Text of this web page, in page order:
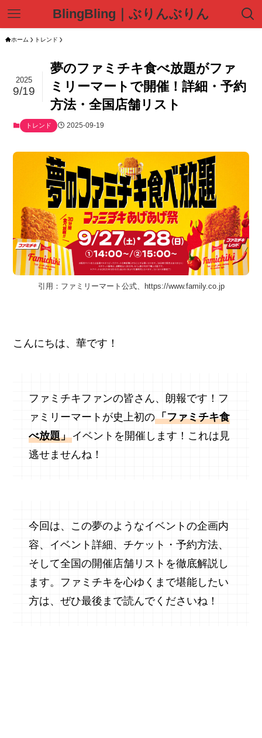
BlingBling｜ぶりんぶりん
ホーム トレンド
夢のファミチキ食べ放題がファ
ミリーマートで開催！詳細・予約
方法・全国店舗リスト
2025
9/19
トレンド 2025-09-19
引用：ファミリーマート公式、https://www.family.co.jp
こんにちは、華です！
ファミチキファンの皆さん、朗報です！フ
ァミリーマートが史上初の「ファミチキ食
べ放題」イベントを開催します！これは見
逃せませんね！
今回は、この夢のようなイベントの企画内
容、イベント詳細、チケット・予約方法、
そして全国の開催店舗リストを徹底解説し
ます。ファミチキを心ゆくまで堪能したい
方は、ぜひ最後まで読んでくださいね！